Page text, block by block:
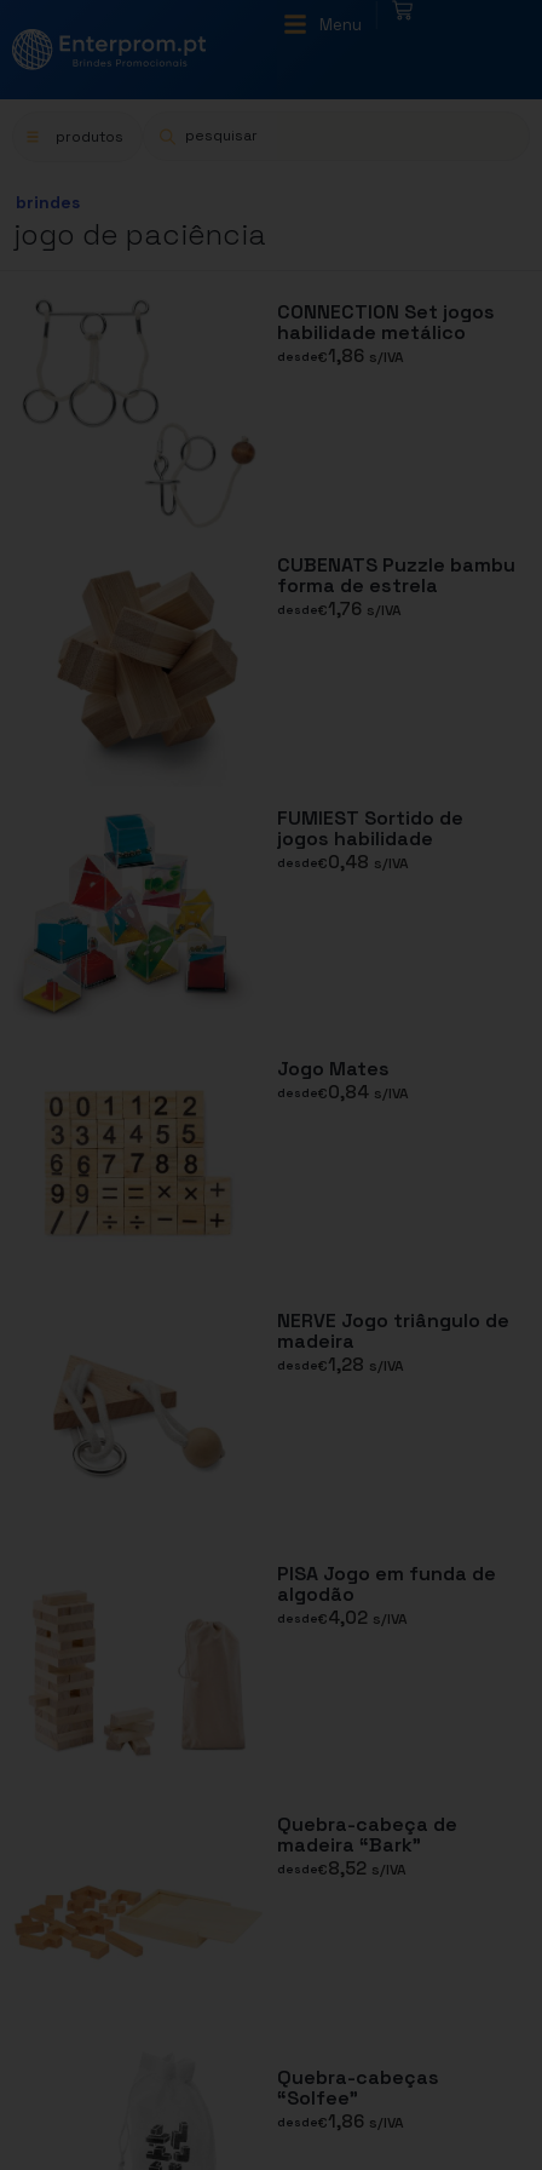
Menu
produtos
brindes
jogo de paciência
CONNECTION Set jogos
habilidade metálico
desde€1,86 s/IVA
CUBENATS Puzzle bambu
forma de estrela
desde€1,76 s/IVA
FUMIEST Sortido de
jogos habilidade
desde€0,48 s/IVA
Jogo Mates
desde€0,84 s/IVA
NERVE Jogo triângulo de
madeira
desde€1,28 s/IVA
PISA Jogo em funda de
algodão
desde€4,02 s/IVA
Quebra-cabeça de
madeira “Bark”
desde€8,52 s/IVA
Quebra-cabeças
“Solfee”
desde€1,86 s/IVA